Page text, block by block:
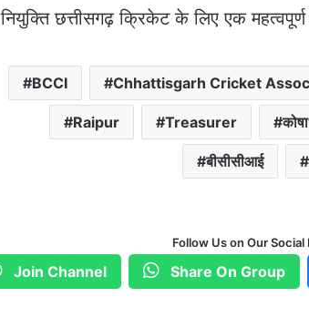
नियुक्ति छत्तीसगढ़ क्रिकेट के लिए एक
BCCI Chhattisgarh Cricket
Raipur Treasurer
बीसीसीआई
Follow Us on Our Social
Join Channel Share On Group